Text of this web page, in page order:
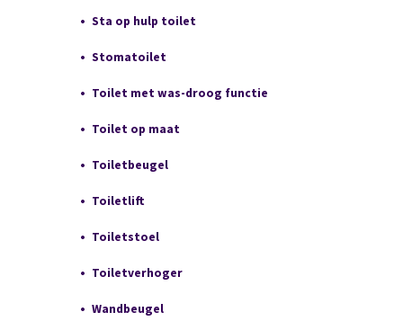
Sta op hulp toilet
Stomatoilet
Toilet met was-droog functie
Toilet op maat
Toiletbeugel
Toiletlift
Toiletstoel
Toiletverhoger
Wandbeugel